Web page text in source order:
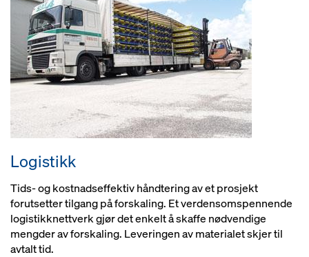
Logistikk
Tids- og kostnadseffektiv håndtering av et prosjekt
forutsetter tilgang på forskaling. Et verdensomspennende
logistikknettverk gjør det enkelt å skaffe nødvendige
mengder av forskaling. Leveringen av materialet skjer til
avtalt tid.